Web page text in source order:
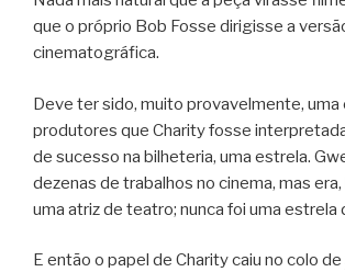
que o próprio Bob Fosse dirigisse a
cinematográfica.
Deve ter sido, muito provavelmente, uma
produtores que Charity fosse
de sucesso na bilheteria, uma estrela.
dezenas de trabalhos no cinema, mas
uma atriz de teatro; nunca foi uma estrela
E então o papel de Charity caiu no colo de